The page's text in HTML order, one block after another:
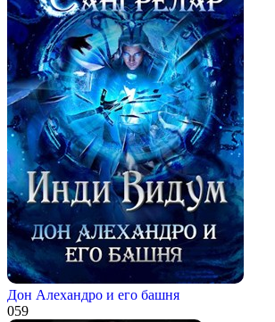
Дон Алехандро и его башня
059